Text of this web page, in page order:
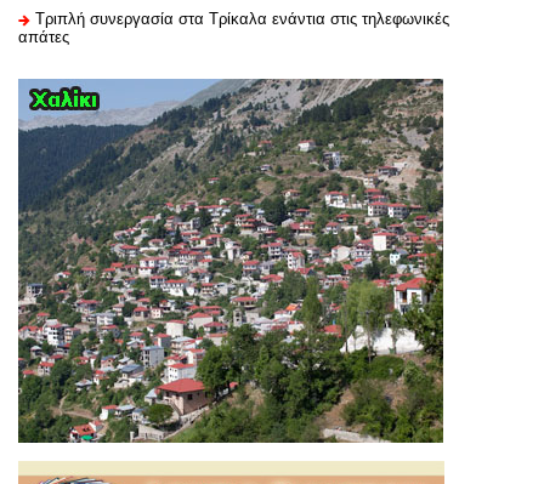
Τριπλή συνεργασία στα Τρίκαλα ενάντια στις τηλεφωνικές
απάτες